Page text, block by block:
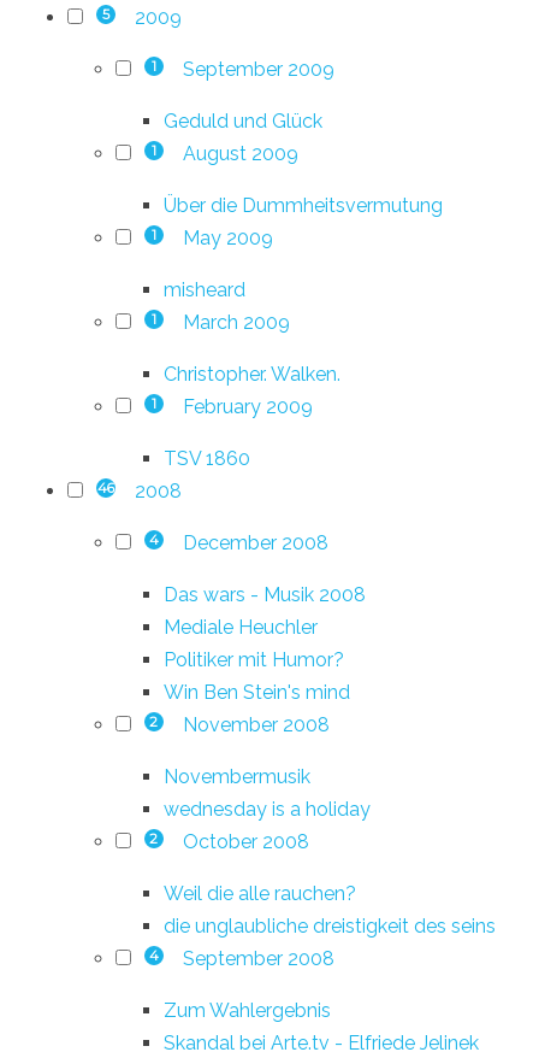
5 2009
1 September 2009
Geduld und Glück
1 August 2009
Über die Dummheitsvermutung
1 May 2009
misheard
1 March 2009
Christopher. Walken.
1 February 2009
TSV 1860
46 2008
4 December 2008
Das wars - Musik 2008
Mediale Heuchler
Politiker mit Humor?
Win Ben Stein's mind
2 November 2008
Novembermusik
wednesday is a holiday
2 October 2008
Weil die alle rauchen?
die unglaubliche dreistigkeit des seins
4 September 2008
Zum Wahlergebnis
Skandal bei Arte.tv - Elfriede Jelinek